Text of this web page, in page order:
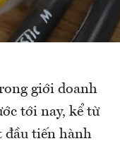
giới doanh
tới nay, kể từ
đầu tiến hành